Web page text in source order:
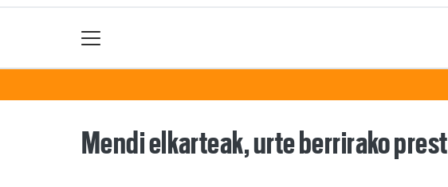
Mendi elkarteak, urte berrirako prest